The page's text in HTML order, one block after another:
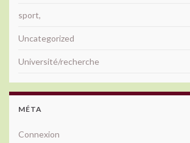
sport,
Uncategorized
Université/recherche
MÉTA
Connexion